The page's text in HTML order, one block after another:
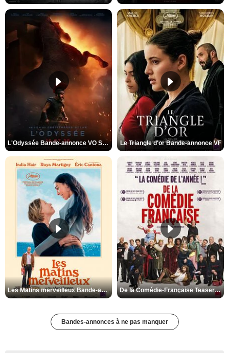
L'Odyssée Bande-annonce VO STFR Le Triangle d'or Bande-annonce VF
Les Matins merveilleux Bande-annonce VF De la Comédie-Française Teaser VF
Bandes-annonces à ne pas manquer